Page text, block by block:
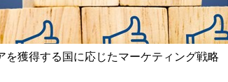
獲得する国に応じたマーケティング戦略